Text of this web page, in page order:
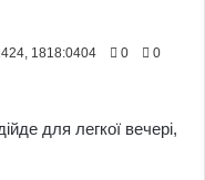
1818:0404 0 0
для легкої вечері,